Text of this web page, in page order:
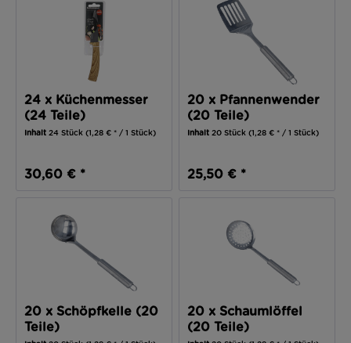
24 x Küchenmesser
(24 Teile)
Inhalt 24 Stück(1,28 € * / 1 Stück)
30,60 € *
20 x Pfannenwender
(20 Teile)
Inhalt 20 Stück(1,28 € * / 1 Stück)
25,50 € *
20 x Schöpfkelle (20
Teile)
20 x Schaumlöffel
(20 Teile)